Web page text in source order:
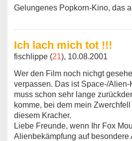
Gelungenes Popkorn-Kino, das
Ich lach mich tot !!!
fischlippe (21), 10.08.2001
Wer den Film noch nichgt
verpassen. Das ist Space-/
muss schon sehr lange
komme, bei dem mein
diesem Kracher.
Liebe Freunde, wenn Ihr Fox
Alienbekämpfung auf